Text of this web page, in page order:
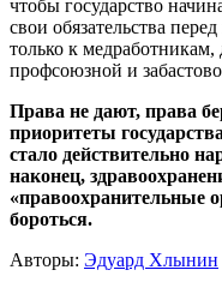
чтобы государство
свои обязательства
только к
профсоюзной и
Права не дают, права
приоритеты
стало действительно
наконец,
«правоохранительные
бороться.
Авторы: Эдуард Хлынин